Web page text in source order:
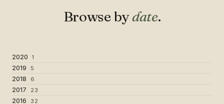
Browse bydate.
2020 1
2019 5
2018 6
2017 23
2016 32